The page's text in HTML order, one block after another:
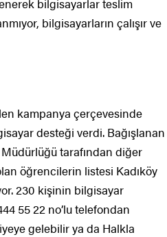
bilgisayarlar teslim
bilgisayarların çalışır ve
kampanya çerçevesinde
desteği verdi. Bağışlanan
tarafından diğer
öğrencilerin listesi Kadıköy
230 kişinin bilgisayar
55 22 no’lu telefondan
gelebilir ya da Halkla